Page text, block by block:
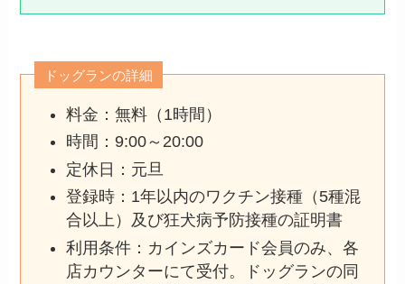
ドッグランの詳細
料金：無料（1時間）
時間：9:00～20:00
定休日：元旦
登録時：1年以内のワクチン接種（5種混
合以上）及び狂犬病予防接種の証明書
利用条件：カインズカード会員のみ、各
店カウンターにて受付。ドッグランの同